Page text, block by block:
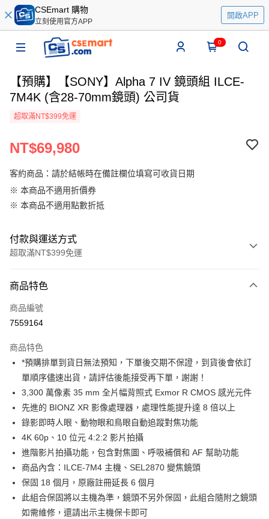
CSEmart 購物
立刻使用官方APP
開啟APP
0
【預購】【SONY】Alpha 7 IV 鏡頭組 ILCE-
7M4K (含28-70mm鏡頭) 公司貨
超取滿NT$399免運
NT$69,980
客約商品：請於結帳時在備註欄位填寫可收貨日期
※ 本商品不適用折價券
※ 本商品不適用點數折抵
付款與運送方式
超取滿NT$399免運
信用卡一次付款
信用卡分期付款
合作金庫商業銀行
華南商業銀行
彰化商業銀行
上海商業儲蓄銀行
台北富邦商業銀行
國泰世華商業銀行
兆豐國際商業銀行
臺灣中小企業銀行
台中商業銀行
匯豐（台灣）商業銀行
華泰商業銀行
聯邦商業銀行
遠東國際商業銀行
元大商業銀行
玉山商業銀行
星展（台灣）商業銀行
台新國際商業銀行
中國信託商業銀行
台灣樂天信用卡公司
6 期 0 利率 每期
華南商業銀行
彰化商業銀行
上海商業儲蓄銀行
台北富邦商業銀行
國泰世華商業銀行
兆豐國際商業銀行
臺灣中小企業銀行
台中商業銀行
匯豐（台灣）商業銀行
聯邦商業銀行
遠東國際商業銀行
元大商業銀行
永豐商業銀行
玉山商業銀行
星展（台灣）商業銀行
台新國際商業銀行
中國信託商業銀行
台灣樂天信用卡公司
12 期 0 利率 每期 NT$5,831 21家銀行
合作金庫商業銀行
第一商業銀行
上海商業儲蓄銀行
台北富邦商業銀行
國泰世華商業銀行
兆豐國際商業銀行
臺灣中小企業銀行
匯豐（台灣）商業銀行
華泰商業銀行
聯邦商業銀行
遠東國際商業銀行
元大商業銀行
玉山商業銀行
星展（台灣）商業銀行
台新國際商業銀行
中國信託商業銀行
台灣樂天信用卡公司
超商取貨付款
LINE Pay
Apple Pay
街口支付
悠遊付
Google Pay
商品特色
商品編號
7559164
商品特色
*預購排單到貨日無法預知，下單後交期不保證，到貨後會依訂
單順序儘速出貨，請評估後能接受再下單，謝謝！
3,300 萬像素 35 mm 全片幅背照式 Exmor R CMOS 感光元件
先進的 BIONZ XR 影像處理器，處理性能提升達 8 倍以上
錄影即時人眼、動物眼和鳥眼自動追蹤對焦功能
4K 60p、10 位元 4:2:2 影片拍攝
進階影片拍攝功能，包含對焦圖、呼吸補償和 AF 幫助功能
商品內含：ILCE-7M4 主機、SEL2870 變焦鏡頭
保固 18 個月，原廠註冊延長 6 個月
此組合保固將以主機為準，鏡頭不另外保固，此組合隨附之鏡頭
如需維修，還請出示主機保卡即可